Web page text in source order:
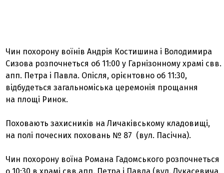
Чин похорону воїнів Андрія Костишина і Володимира
Сизова розпочнеться об 11:00 у Гарнізонному храмі свв.
апп. Петра і Павла. Опісля, орієнтовно об 11:30,
відбудеться загальноміська церемонія прощання
на площі Ринок.
Поховають захисників на Личаківському кладовищі,
на полі почесних поховань № 87 (вул. Пасічна).
Чин похорону воїна Романа Гадомського розпочнеться